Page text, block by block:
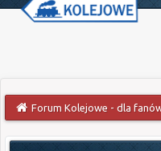
Forum Kolejowe - dla